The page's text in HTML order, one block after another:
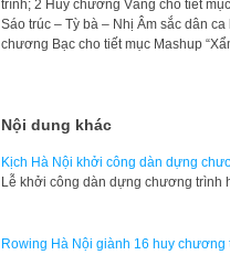
trình; 2 Huy chương Vàng cho tiết
Sáo trúc – Tỳ bà – Nhị Âm sắc dân ca
chương Bạc cho tiết mục Mashup
Nội dung khác
Kịch Hà Nội khởi công dàn dựng
Lễ khởi công dàn dựng chương
Rowing Hà Nội giành 16 huy